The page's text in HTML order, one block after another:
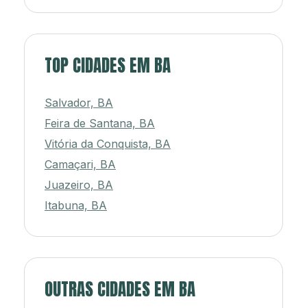
TOP CIDADES EM BA
Salvador, BA
Feira de Santana, BA
Vitória da Conquista, BA
Camaçari, BA
Juazeiro, BA
Itabuna, BA
OUTRAS CIDADES EM BA